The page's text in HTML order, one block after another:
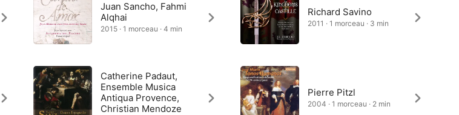
Juan Sancho, Fahmi
Alqhai
2015 · 1 morceau · 4 min
Richard Savino
2011 · 1 morceau · 3 min
Catherine Padaut,
Ensemble Musica
Antiqua Provence,
Christian Mendoze
Pierre Pitzl
2004 · 1 morceau · 2 min